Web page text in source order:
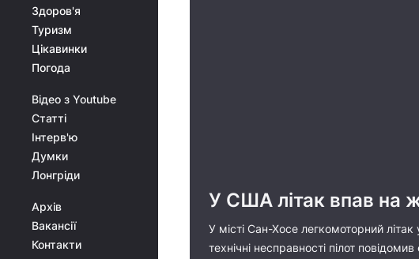
Здоров'я
Туризм
Цікавинки
Погода
Відео з Youtube
Статті
Інтерв'ю
Думки
Лонгріди
Архів
Вакансії
Контакти
У США літак впав на
У місті Сан-Хосе легкомоторний
технічні несправності пілот